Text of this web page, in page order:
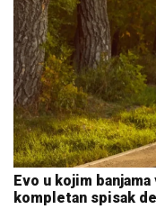
Evo u kojim
kompletan spisak